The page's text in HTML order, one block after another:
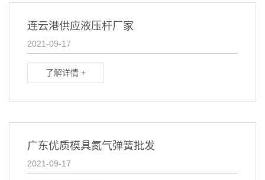
连云港供应液压杆厂家
2021-09-17
了解详情 +
广东优质模具氮气弹簧批发
2021-09-17